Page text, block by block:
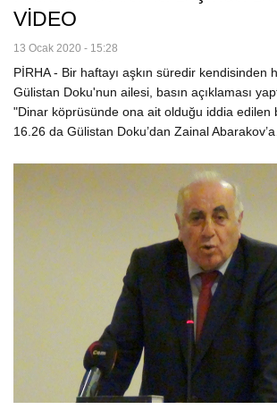
VİDEO
13 Ocak 2020 - 15:28
PİRHA - Bir haftayı aşkın süredir kendisinden
Gülistan Doku'nun ailesi, basın açıklaması
"Dinar köprüsünde ona ait olduğu iddia edilen
16.26 da Gülistan Doku’dan Zainal